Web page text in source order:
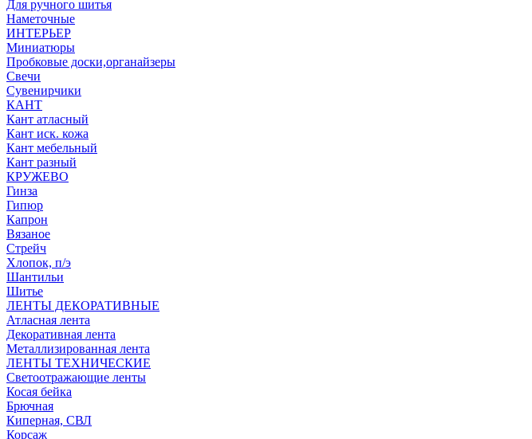
Для ручного шитья
Наметочные
ИНТЕРЬЕР
Миниатюры
Пробковые доски,органайзеры
Свечи
Сувенирчики
КАНТ
Кант атласный
Кант иск. кожа
Кант мебельный
Кант разный
КРУЖЕВО
Гинза
Гипюр
Капрон
Вязаное
Стрейч
Хлопок, п/э
Шантильи
Шитье
ЛЕНТЫ ДЕКОРАТИВНЫЕ
Атласная лента
Декоративная лента
Металлизированная лента
ЛЕНТЫ ТЕХНИЧЕСКИЕ
Светоотражающие ленты
Косая бейка
Брючная
Киперная, СВЛ
Корсаж